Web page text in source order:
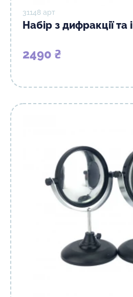
31148 арт
Набір з дифракції та
2490 ₴